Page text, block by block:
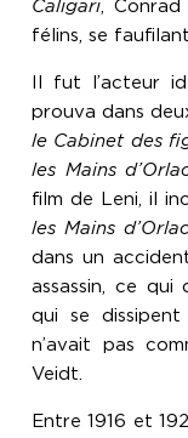
Caligari,
félins, se
Il fut l’acteur
prouva dans
le Cabinet des
les Mains
film de Leni, il
les Mains d’Orlac
dans un
assassin, ce qui
qui se dissipent
n’avait pas
Veidt.
Entre 1916 et